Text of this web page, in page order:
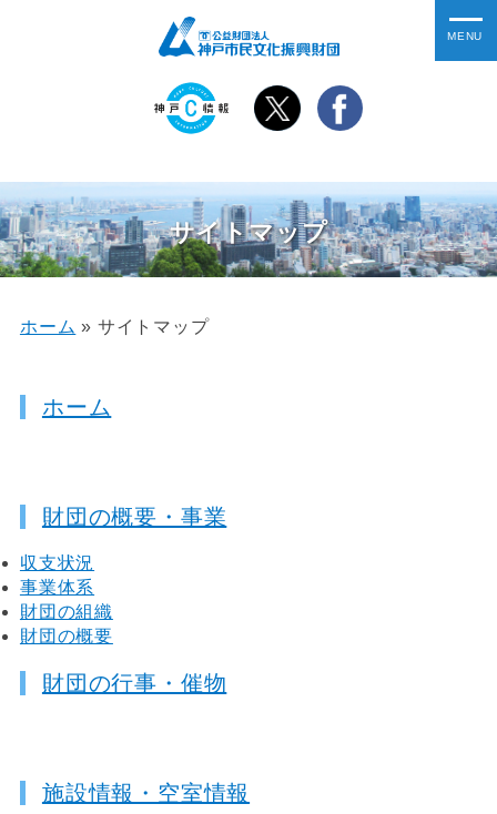
サイトマップ
ホーム » サイトマップ
ホーム
財団の概要・事業
収支状況
事業体系
財団の組織
財団の概要
財団の行事・催物
施設情報・空室情報